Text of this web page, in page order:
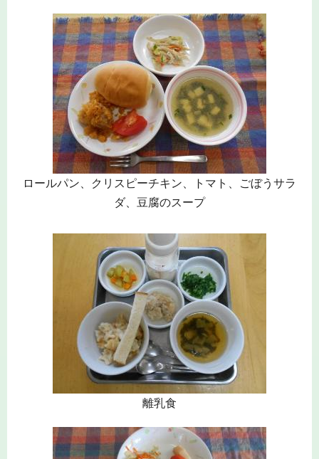
ロールパン、クリスピーチキン、トマト、ごぼうサラ
ダ、豆腐のスープ
離乳食